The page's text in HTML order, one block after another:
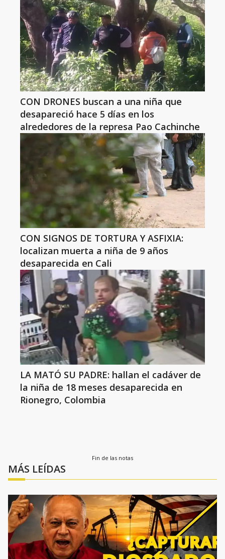
CON DRONES buscan a una niña que
desapareció hace 5 días en los
alrededores de la represa Pao Cachinche
CON SIGNOS DE TORTURA Y ASFIXIA:
localizan muerta a niña de 9 años
desaparecida en Cali
LA MATÓ SU PADRE: hallan el cadáver de
la niña de 18 meses desaparecida en
Rionegro, Colombia
Fin de las notas
MÁS LEÍDAS